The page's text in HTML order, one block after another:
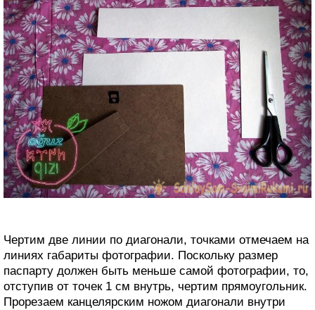
Чертим две линии по диагонали, точками отмечаем на
линиях габариты фотографии. Поскольку размер
паспарту должен быть меньше самой фотографии, то,
отступив от точек 1 см внутрь, чертим прямоугольник.
Прорезаем канцелярским ножом диагонали внутри